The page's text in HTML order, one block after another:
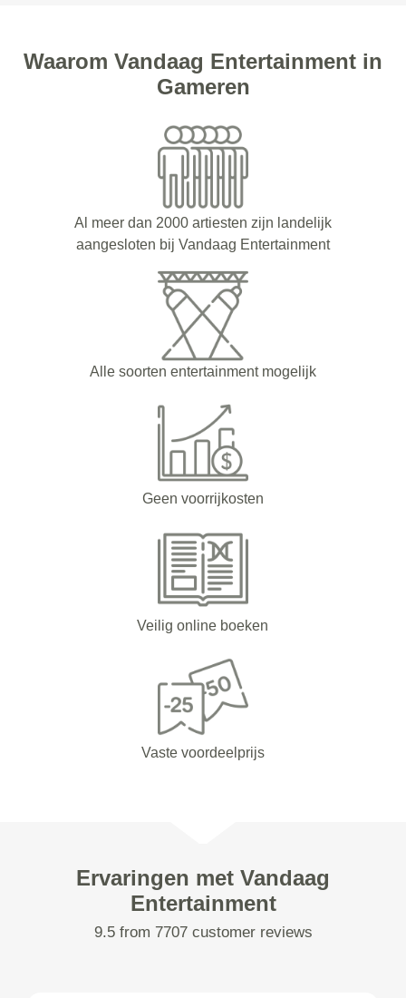
Waarom Vandaag Entertainment in
Gameren
Al meer dan 2000 artiesten zijn landelijk
aangesloten bij Vandaag Entertainment
Alle soorten entertainment mogelijk
Geen voorrijkosten
Veilig online boeken
Vaste voordeelprijs
Ervaringen met Vandaag
Entertainment
9.5 from 7707 customer reviews